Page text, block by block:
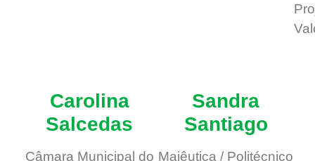
Carolina
Salcedas
Câmara Municipal do
Sandra
Santiago
Maiêutica / Politécnico